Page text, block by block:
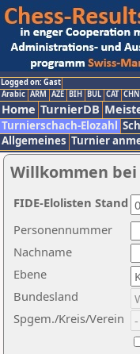
Logged on: Gast
Arabic ARM AZE BIH BUL CAT CHN
Home TurnierDB
Turnierschach-Elozahl
Allgemeines Turnier
Willkommen bei
Nachname
Ebene
Personennummer
Bundesland
Spgem./Kreis/Verein
FIDE-Elolisten Stand